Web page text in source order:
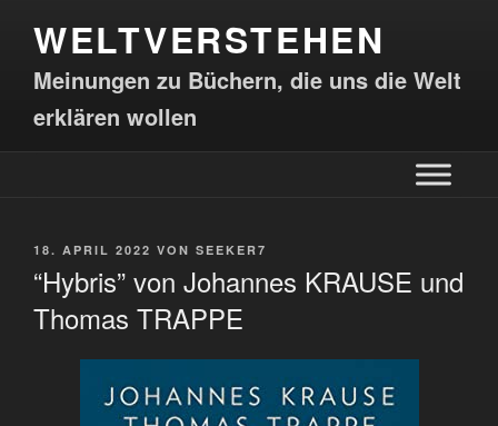
WELTVERSTEHEN
Meinungen zu Büchern, die uns die Welt
erklären wollen
18. APRIL 2022 VON SEEKER7
“Hybris” von Johannes KRAUSE und
Thomas TRAPPE